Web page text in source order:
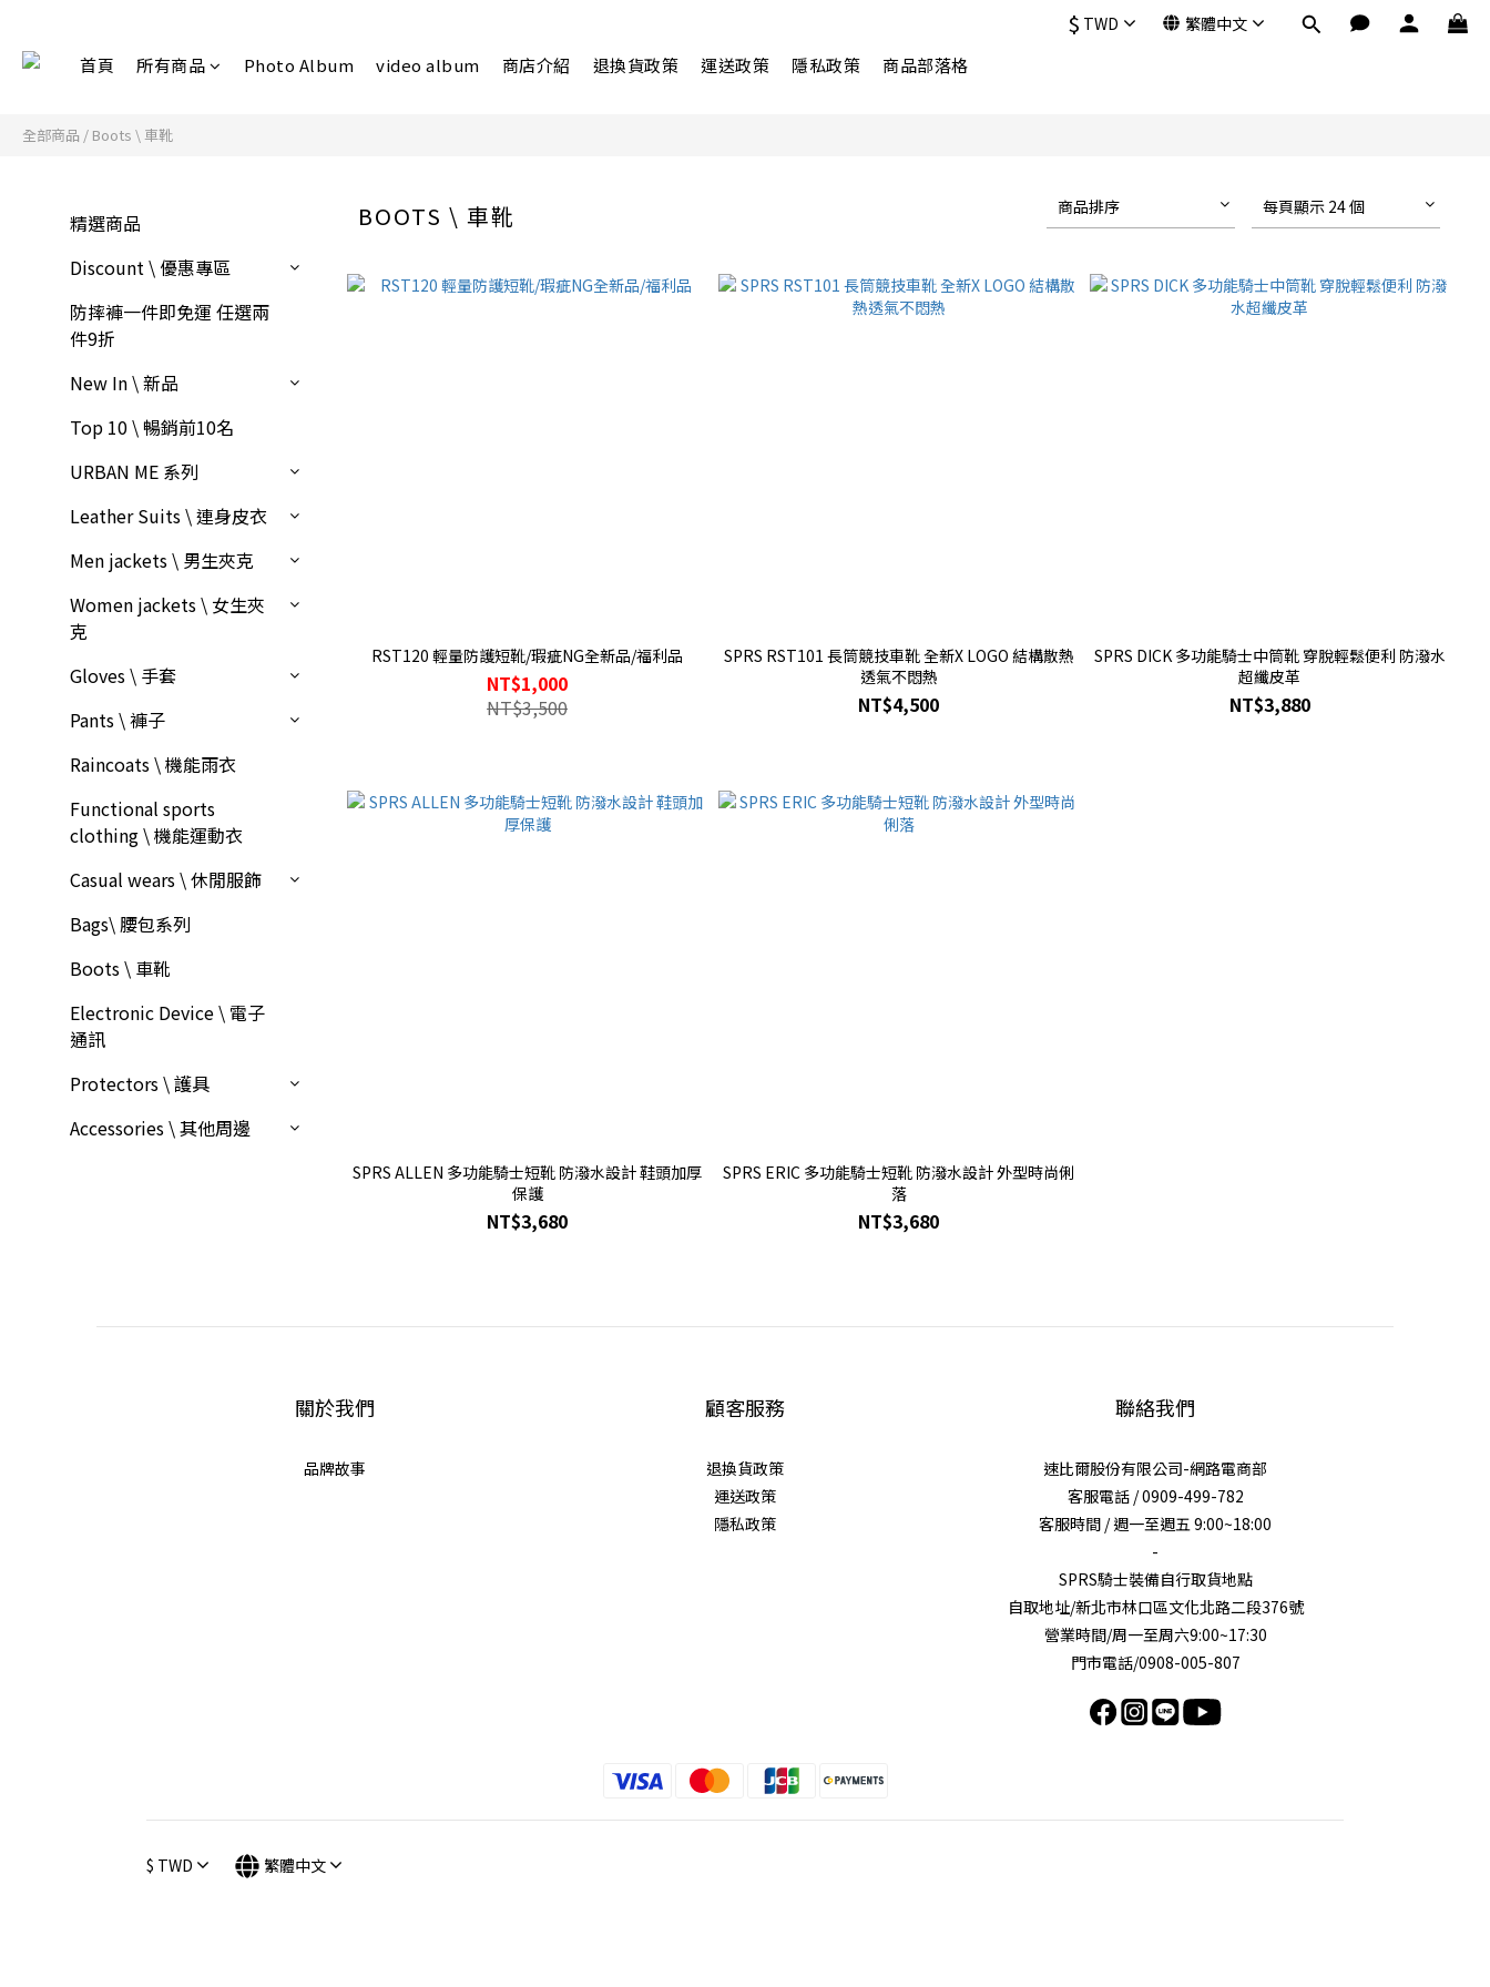
$ TWD 繁體中文
首頁 所有商品 Photo Album video album 商店介紹 退換貨政策 運送政策 隱私政策 商品部落格
全部商品 / Boots \ 車靴
精選商品
Discount \ 優惠專區
防摔褲一件即免運 任選兩
件9折
New In \ 新品
Top 10 \ 暢銷前10名
URBAN ME 系列
Leather Suits \ 連身皮衣
Men jackets \ 男生夾克
Women jackets \ 女生夾
克
Gloves \ 手套
Pants \ 褲子
Raincoats \ 機能雨衣
Functional sports
clothing \ 機能運動衣
Casual wears \ 休閒服飾
Bags\ 腰包系列
Boots \ 車靴
Electronic Device \ 電子
通訊
Protectors \ 護具
Accessories \ 其他周邊
BOOTS \ 車靴 商品排序 每頁顯示 24 個
RST120 輕量防護短靴/瑕疵NG全新品/福利品
NT$1,000
NT$3,500
SPRS RST101 長筒競技車靴 全新X LOGO 結構散熱
透氣不悶熱
NT$4,500
SPRS DICK 多功能騎士中筒靴 穿脫輕鬆便利 防潑水
超纖皮革
NT$3,880
SPRS ALLEN 多功能騎士短靴 防潑水設計 鞋頭加厚
保護
NT$3,680
SPRS ERIC 多功能騎士短靴 防潑水設計 外型時尚俐
落
NT$3,680
關於我們
品牌故事
顧客服務
退換貨政策
運送政策
隱私政策
聯絡我們
速比爾股份有限公司-網路電商部
客服電話 / 0909-499-782
客服時間 / 週一至週五 9:00~18:00
-
SPRS騎士裝備自行取貨地點
自取地址/新北市林口區文化北路二段376號
營業時間/周一至周六9:00~17:30
門市電話/0908-005-807
$ TWD 繁體中文